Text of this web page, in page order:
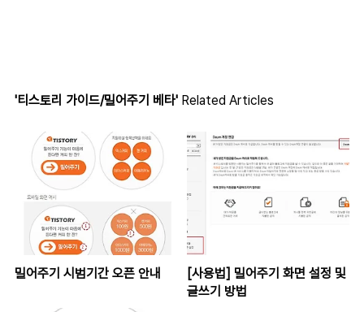
'티스토리 가이드/밀어주기 베타' Related Articles
밀어주기 시범기간 오픈 안내
[사용법] 밀어주기 화면 설정 및
글쓰기 방법